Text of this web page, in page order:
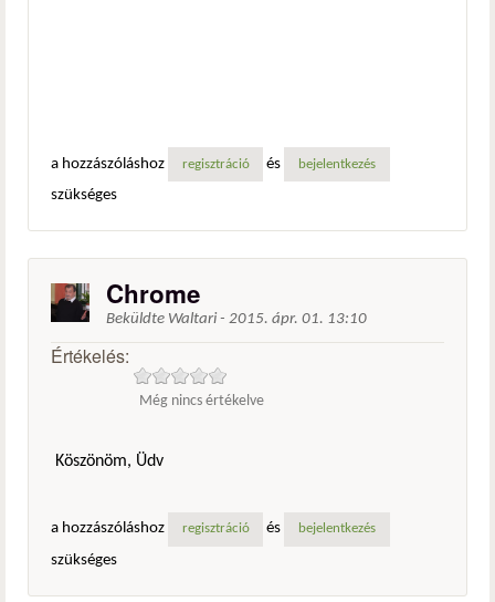
a hozzászóláshoz regisztráció és bejelentkezés
szükséges
Chrome
Beküldte Waltari - 2015. ápr. 01. 13:10
Értékelés:
Még nincs értékelve
Köszönöm, Üdv
a hozzászóláshoz regisztráció és bejelentkezés
szükséges